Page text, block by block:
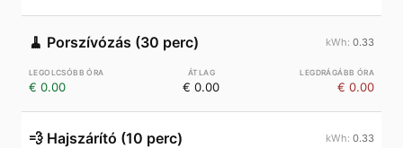
🧹 Porszívózás (30 perc) 0.33
€ 0.00 € 0.00 € 0.00
💨 Hajszárító (10 perc) 0.33